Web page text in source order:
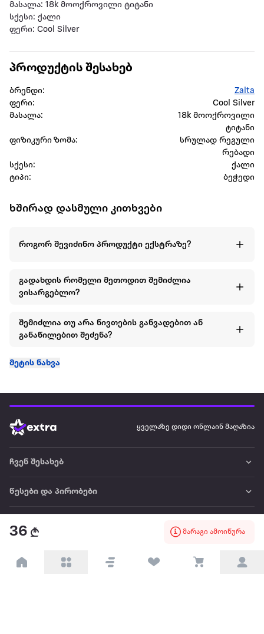
მასალა: 18k მოოქროვილი ტიტანი
სქესი: ქალი
ფერი: Cool Silver
36 მარაგი ამოიწურა
პროდუქტის შესახებ
ბრენდი:
Zalta
ფერი:
Cool Silver
მასალა:
18k მოოქროვილი
ტიტანი
ფიზიკური ზომა:
სრულად რეგული
რებადი
სქესი:
ქალი
ტიპი:
ბეჭედი
ხშირად დასმული კითხვები
როგორ შევიძინო პროდუქტი ექსტრაზე?
გადახდის რომელი მეთოდით შემიძლია
ვისარგებლო?
შემიძლია თუ არა ნივთების განვადებით ან
განაწილებით შეძენა?
მეტის ნახვა
ყველაზე დიდი ონლაინ მაღაზია
ჩვენ შესახებ
წესები და პირობები